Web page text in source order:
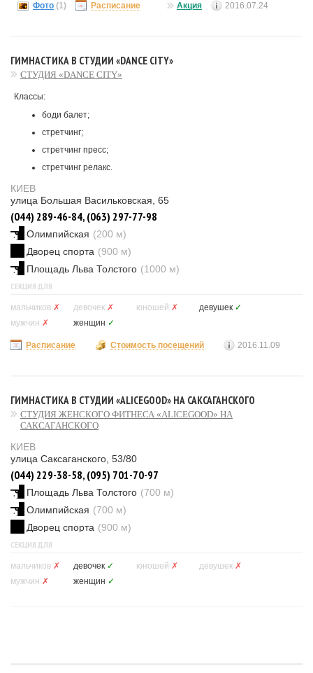
Фото (1) Расписание Акция 2016.07.24
ГИМНАСТИКА В СТУДИИ «DANCE CITY»
СТУДИЯ «DANCE CITY»
Классы:
боди балет;
стретчинг;
стретчинг пресс;
стретчинг релакс.
КИЕВ
улица Большая Васильковская, 65
(044) 289-46-84, (063) 297-77-98
Олимпийская (200 м)
Дворец спорта (900 м)
Площадь Льва Толстого (1000 м)
СЕКЦИЯ ДЛЯ
мальчиков ✗ девочек ✗ юношей ✗ девушек ✓
мужчин ✗ женщин ✓
Расписание Стоимость посещений 2016.11.09
ГИМНАСТИКА В СТУДИИ «ALICEGOOD» НА САКСАГАНСКОГО
СТУДИЯ ЖЕНСКОГО ФИТНЕСА «ALICEGOOD» НА
САКСАГАНСКОГО
КИЕВ
улица Саксаганского, 53/80
(044) 229-38-58, (095) 701-70-97
Площадь Льва Толстого (700 м)
Олимпийская (700 м)
Дворец спорта (900 м)
СЕКЦИЯ ДЛЯ
мальчиков ✗ девочек ✓ юношей ✗ девушек ✗
мужчин ✗ женщин ✓